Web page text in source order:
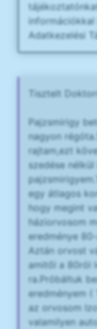
Adatkezelési
Tisztelt
Pajzsmirigy
nagyon
rajtam,ezt
szedése
egy átlagos
hogy megint
háziorvosom
eredménye
Aztán orvost
amitől a 80ról
ra.Próbáltuk
eredményem (
az orvosom
valamilyen